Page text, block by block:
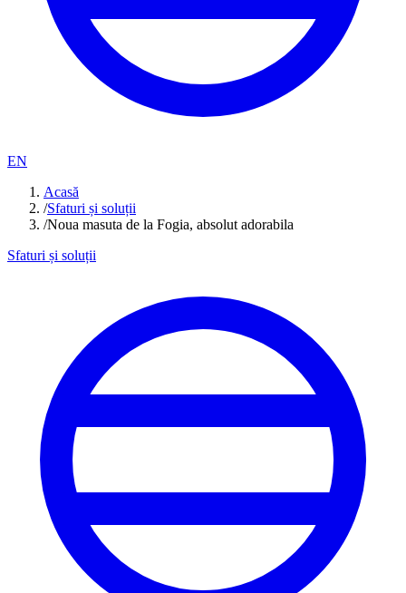
EN
Acasă
/Sfaturi și soluții
/Noua masuta de la Fogia, absolut adorabila
Sfaturi și soluții